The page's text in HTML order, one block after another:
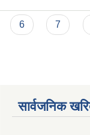
6 7
सार्वजनिक